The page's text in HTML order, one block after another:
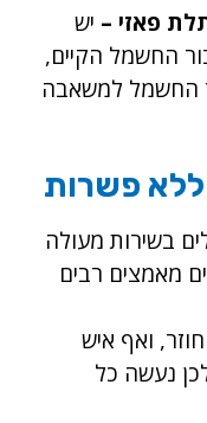
פאזי – יש
החשמל הקיים,
החשמל למשאבה
ללא פשרות
בשירות מעולה
מאמצים רבים
ואף איש
נעשה כל